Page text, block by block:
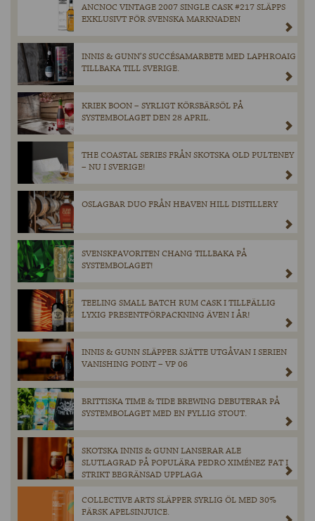
ANCNOC VINTAGE 2007 SINGLE CASK #217 SLÄPPS
EXKLUSIVT FÖR SVENSKA MARKNADEN
INNIS & GUNN’S SUCCÉSAMARBETE MED LAPHROAIG
TILLBAKA TILL SVERIGE.
KRIEK BOON – SYRLIGT KÖRSBÄRSÖL PÅ
SYSTEMBOLAGET DEN 28 APRIL.
THE COASTAL SERIES FRÅN SKOTSKA OLD PULTENEY
– NU I SVERIGE!
OSLAGBAR DUO FRÅN HEAVEN HILL DISTILLERY
SVENSKFAVORITEN CHANG TILLBAKA PÅ
SYSTEMBOLAGET!
TEELING SMALL BATCH RUM CASK I TILLFÄLLIG
LYXIG PRESENTFÖRPACKNING ÄVEN I ÅR!
INNIS & GUNN SLÄPPER SJÄTTE UTGÅVAN I SERIEN
VANISHING POINT – VP 06
BRITTISKA TIME & TIDE BREWING DEBUTERAR PÅ
SYSTEMBOLAGET MED EN FYLLIG STOUT.
SKOTSKA INNIS & GUNN LANSERAR ALE
SLUTLAGRAD PÅ POPULÄRA PEDRO XIMÉNEZ FAT I
STRIKT BEGRÄNSAD UPPLAGA
COLLECTIVE ARTS SLÄPPER SYRLIG ÖL MED 30%
FÄRSK APELSINJUICE.